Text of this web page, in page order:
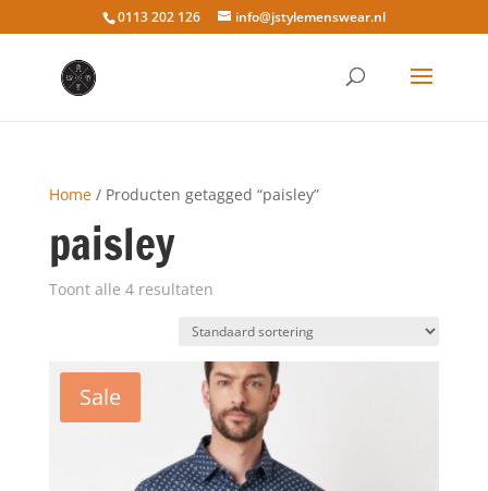
0113 202 126 info@jstylemenswear.nl
Home/ Producten getagged “paisley”
paisley
Toont alle 4 resultaten
Sale